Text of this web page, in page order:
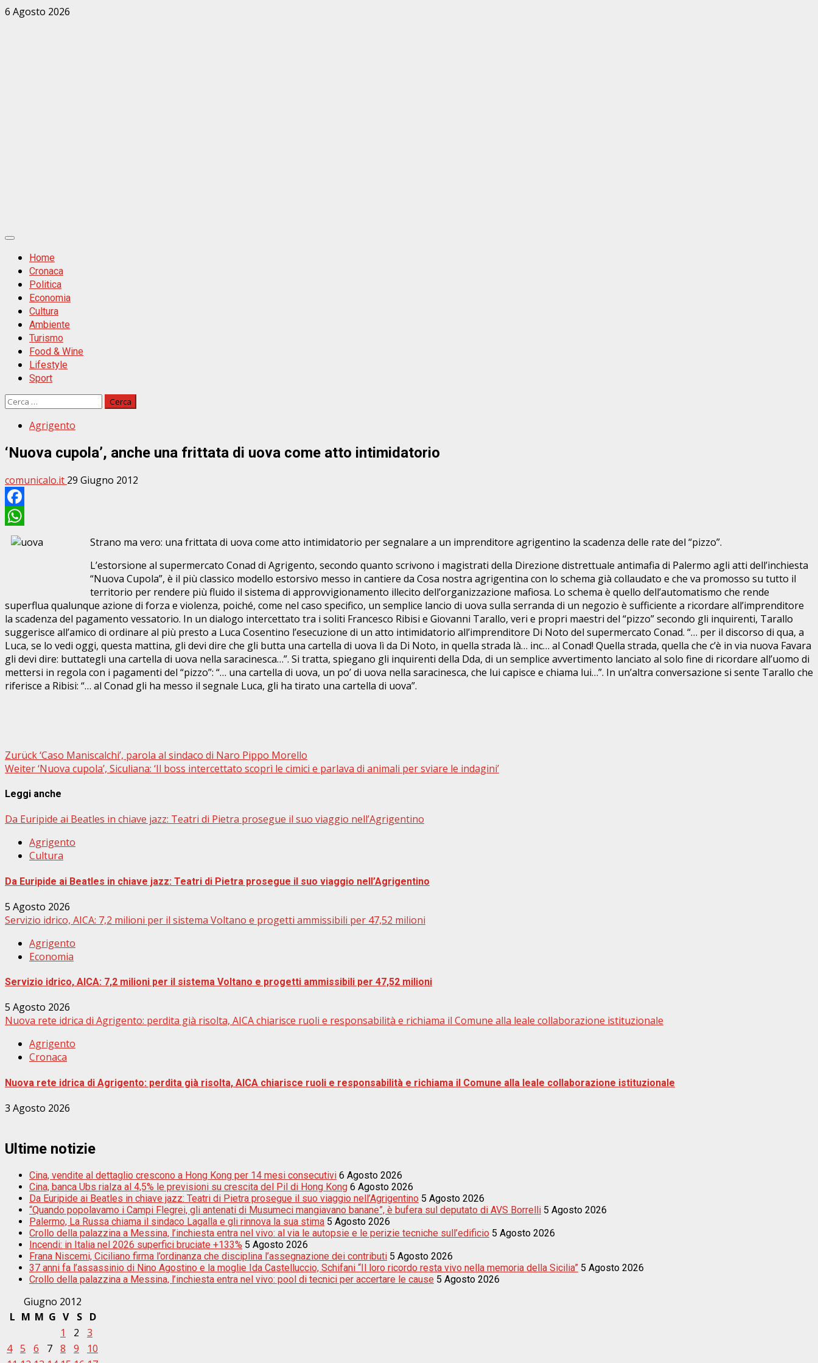
Zum
6 Agosto 2026
Primäres
MenüHome
Cronaca
Politica
Economia
Cultura
Ambiente
Turismo
Food & Wine
Lifestyle
Sport
Ricerca
Agrigento
‘Nuova cupola’, anche una frittata di uova come atto intimidatorio
comunicalo.it 29 Giugno 2012
Facebook
WhatsApp
Strano ma vero: una frittata di uova come atto intimidatorio per segnalare a un imprenditore agrigentino la scadenza delle rate del “pizzo”.
L’estorsione al supermercato Conad di Agrigento, secondo quanto scrivono i magistrati della Direzione distrettuale antimafia di Palermo agli atti dell’inchiesta
“Nuova Cupola”, è il più classico modello estorsivo messo in cantiere da Cosa nostra agrigentina con lo schema già collaudato e che va promosso su tutto il
territorio per rendere più fluido il sistema di approvvigionamento illecito dell’organizzazione mafiosa. Lo schema è quello dell’automatismo che rende
superflua qualunque azione di forza e violenza, poiché, come nel caso specifico, un semplice lancio di uova sulla serranda di un negozio è sufficiente a ricordare all’imprenditore
la scadenza del pagamento vessatorio. In un dialogo intercettato tra i soliti Francesco Ribisi e Giovanni Tarallo, veri e propri maestri del “pizzo” secondo gli inquirenti, Tarallo
suggerisce all’amico di ordinare al più presto a Luca Cosentino l’esecuzione di un atto intimidatorio all’imprenditore Di Noto del supermercato Conad. “… per il discorso di qua, a
Luca, se lo vedi oggi, questa mattina, gli devi dire che gli butta una cartella di uova lì da Di Noto, in quella strada là… inc… al Conad! Quella strada, quella che c’è in via nuova Favara
gli devi dire: buttategli una cartella di uova nella saracinesca…”. Si tratta, spiegano gli inquirenti della Dda, di un semplice avvertimento lanciato al solo fine di ricordare all’uomo di
mettersi in regola con i pagamenti del “pizzo”: “… una cartella di uova, un po’ di uova nella saracinesca, che lui capisce e chiama lui…”. In un’altra conversazione si sente Tarallo che
riferisce a Ribisi: “… al Conad gli ha messo il segnale Luca, gli ha tirato una cartella di uova”.
Beitragsnavigation
Zurück‘Caso Maniscalchi’, parola al sindaco di Naro Pippo Morello
Weiter‘Nuova cupola’, Siculiana: ‘Il boss intercettato scoprì le cimici e parlava di animali per sviare le indagini’
Leggi anche
Da Euripide ai Beatles in chiave jazz: Teatri di Pietra prosegue il suo viaggio nell’Agrigentino
Agrigento
Cultura
Da Euripide ai Beatles in chiave jazz: Teatri di Pietra prosegue il suo viaggio nell’Agrigentino
5 Agosto 2026
Servizio idrico, AICA: 7,2 milioni per il sistema Voltano e progetti ammissibili per 47,52 milioni
Agrigento
Economia
Servizio idrico, AICA: 7,2 milioni per il sistema Voltano e progetti ammissibili per 47,52 milioni
5 Agosto 2026
Nuova rete idrica di Agrigento: perdita già risolta, AICA chiarisce ruoli e responsabilità e richiama il Comune alla leale collaborazione istituzionale
Agrigento
Cronaca
Nuova rete idrica di Agrigento: perdita già risolta, AICA chiarisce ruoli e responsabilità e richiama il Comune alla leale collaborazione istituzionale
3 Agosto 2026
Ultime notizie
Cina, vendite al dettaglio crescono a Hong Kong per 14 mesi consecutivi 6 Agosto 2026
Cina, banca Ubs rialza al 4,5% le previsioni su crescita del Pil di Hong Kong 6 Agosto 2026
Da Euripide ai Beatles in chiave jazz: Teatri di Pietra prosegue il suo viaggio nell’Agrigentino 5 Agosto 2026
“Quando popolavamo i Campi Flegrei, gli antenati di Musumeci mangiavano banane”, è bufera sul deputato di AVS Borrelli 5 Agosto 2026
Palermo, La Russa chiama il sindaco Lagalla e gli rinnova la sua stima 5 Agosto 2026
Crollo della palazzina a Messina, l’inchiesta entra nel vivo: al via le autopsie e le perizie tecniche sull’edificio 5 Agosto 2026
Incendi: in Italia nel 2026 superfici bruciate +133% 5 Agosto 2026
Frana Niscemi, Ciciliano firma l’ordinanza che disciplina l’assegnazione dei contributi 5 Agosto 2026
37 anni fa l’assassinio di Nino Agostino e la moglie Ida Castelluccio, Schifani “Il loro ricordo resta vivo nella memoria della Sicilia” 5 Agosto 2026
Crollo della palazzina a Messina, l’inchiesta entra nel vivo: pool di tecnici per accertare le cause 5 Agosto 2026
Giugno 2012
L M M G V S
D
1
2
3
4 5 6 7 8 9
10